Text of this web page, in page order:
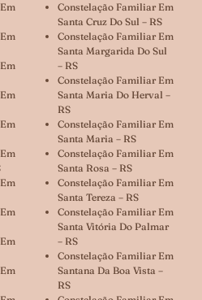
Constelação Familiar Em
Santa Cruz Do Sul – RS
Constelação Familiar Em
Santa Margarida Do Sul
– RS
Constelação Familiar Em
Santa Maria Do Herval –
RS
Constelação Familiar Em
Santa Maria – RS
Constelação Familiar Em
Santa Rosa – RS
Constelação Familiar Em
Santa Tereza – RS
Constelação Familiar Em
Santa Vitória Do Palmar
– RS
Constelação Familiar Em
Santana Da Boa Vista –
RS